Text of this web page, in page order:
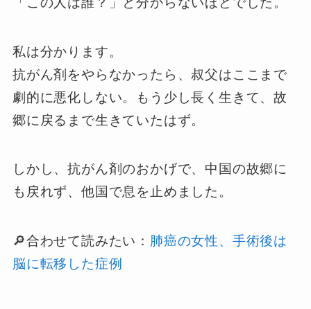
私は分かります。
抗がん剤をやらなかったら、叔父はここまで
劇的に悪化しない。もう少し長く生きて、故
郷に戻るまで生きていたはず。
しかし、抗がん剤のおかげで、中国の故郷に
も戻れず、他国で息を止めました。
🔎合わせて読みたい： 肺癌の女性、手術後は
脳に転移した症例